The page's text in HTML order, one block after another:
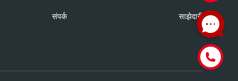
संपर्क साझेदारी